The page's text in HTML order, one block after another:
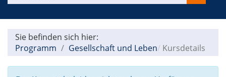
Sie befinden sich hier:
Programm
Gesellschaft und Leben Kursdetails